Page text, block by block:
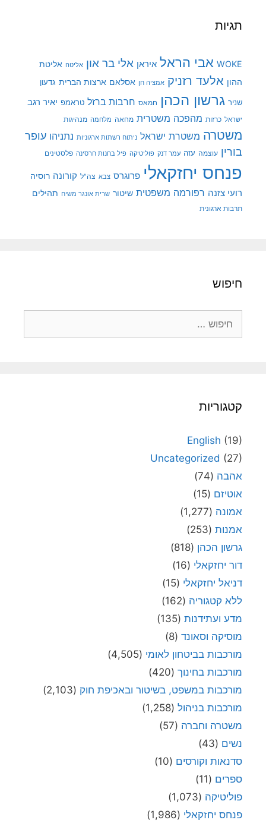
תגיות
WOKE אבי הראל איראן אלי בר און אליטה אליטת
ההון אלעד רזניק אמציה חן אסלאם ארצות הברית גדעון
שניר גרשון הכהן חמאס חרבות ברזל טראמפ יאיר רגב
ישראל כרזות מהפכה משטרית מחאה מלחמה מנהיגות
משטרה משטרת ישראל ניתוח רשתות ארגוניות נתניהו עופר
בורין עוצמה עזה עמר דנק פוליטיקה פיל בחנות חרסינה פלסטינים
פנחס יחזקאלי פרוגרס צבא צה"ל קורונה רוסיה
רועי צזנה רפורמה משפטית שיטור שרית אונגר משיח תהילים
תרבות ארגונית
חיפוש
קטגוריות
English (19)
Uncategorized (27)
אהבה (74)
אוטיזם (15)
אמונה (1,277)
אמנות (253)
גרשון הכהן (818)
דור יחזקאלי (16)
דניאל יחזקאלי (15)
ללא קטגוריה (162)
מדע ועתידנות (135)
מוסיקה וסאונד (8)
מורכבות בביטחון לאומי (4,505)
מורכבות בחינוך (420)
מורכבות במשפט, בשיטור ובאכיפת חוק (2,103)
מורכבות בניהול (1,258)
משטרה וחברה (57)
נשים (43)
סדנאות וקורסים (10)
ספרים (11)
פוליטיקה (1,073)
פנחס יחזקאלי (1,986)